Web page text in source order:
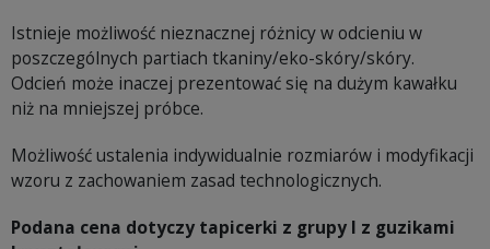
Istnieje możliwość nieznacznej różnicy w odcieniu w
poszczególnych partiach tkaniny/eko-skóry/skóry.
Odcień może inaczej prezentować się na dużym kawałku
niż na mniejszej próbce.
Możliwość ustalenia indywidualnie rozmiarów i modyfikacji
wzoru z zachowaniem zasad technologicznych.
Podana cena dotyczy tapicerki z grupy I z guzikami